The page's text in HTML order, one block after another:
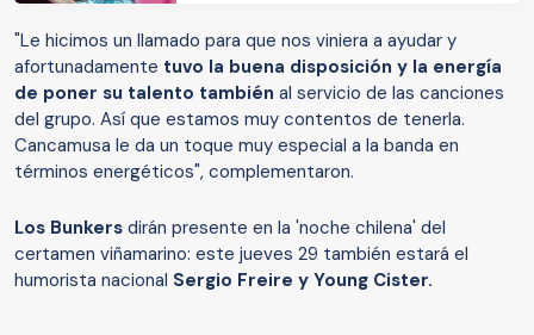
"Le hicimos un llamado para que nos viniera a ayudar y
afortunadamente tuvo la buena disposición y la energía
de poner su talento también al servicio de las canciones
del grupo. Así que estamos muy contentos de tenerla.
Cancamusa le da un toque muy especial a la banda en
términos energéticos", complementaron.
Los Bunkers dirán presente en la 'noche chilena' del
certamen viñamarino: este jueves 29 también estará el
humorista nacional Sergio Freire y Young Cister.